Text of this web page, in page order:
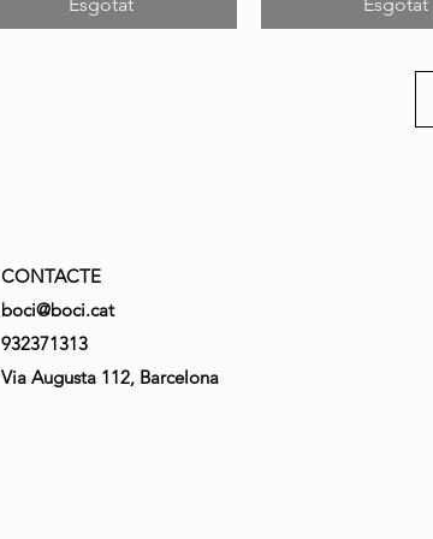
CONTACTE
boci@boci.cat
932371313
Via Augusta 112, Barcelona